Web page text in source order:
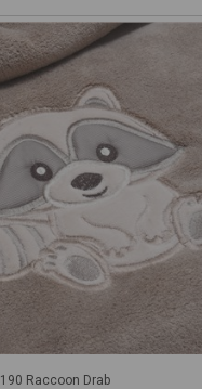
190 Raccoon Drab